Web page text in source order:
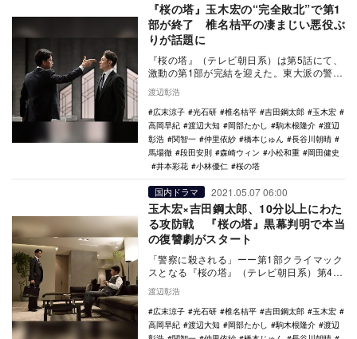
『桜の塔』玉木宏の“完全敗北”で第1
部が終了 椎名桔平の凄まじい悪役ぶ
りが話題に
『桜の塔』（テレビ朝日系）は第5話にて、
激動の第1部が完結を迎えた。東大派の警務
部長・吉永（光石研）、薩摩派の警備部
長・権藤（吉…
渡辺彰浩
広末涼子
光石研 椎名桔平 吉田鋼太郎
玉木宏
高岡早紀
渡辺大知 岡部たかし 駒木根隆介
渡辺
彰浩
関智一 仲里依紗 橋本じゅん
長谷川朝晴
馬場徹
段田安則 森崎ウィン 小松和重
岡田健史
井本彩花
小林優仁 桜の塔
国内ドラマ 2021.05.07 06:00
玉木宏×吉田鋼太郎、10分以上にわた
る攻防戦 『桜の塔』黒幕判明で本当
の復讐劇がスタート
「警察に殺される」ーー第1部クライマック
スとなる『桜の塔』（テレビ朝日系）第4話
は、漣（玉木宏）の父・勇仁（岡部たか
し）が残した…
渡辺彰浩
広末涼子
光石研 椎名桔平 吉田鋼太郎
玉木宏
高岡早紀
渡辺大知 岡部たかし 駒木根隆介
渡辺